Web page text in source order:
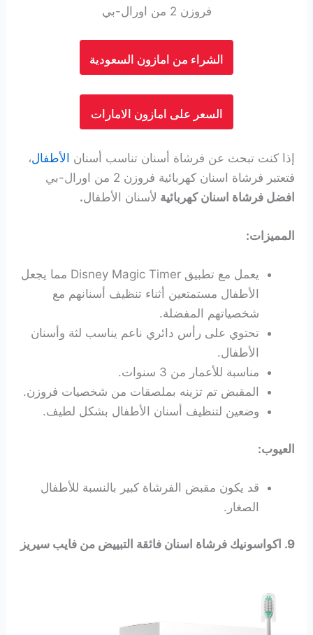
فروزن 2 من اورال-بي
الشراء من امازون السعودية
السعر على امازون الامارات
إذا كنت تبحث عن فرشاة أسنان تناسب أسنان الأطفال،
فتعتبر فرشاة اسنان كهربائية فروزن 2 من اورال-بي
افضل فرشاة اسنان كهربائية لأسنان الأطفال.
المميزات:
يعمل مع تطبيق Disney Magic Timer مما يجعل
الأطفال مستمتعين أثناء تنظيف أسنانهم مع
شخصياتهم المفضلة.
تحتوي على رأس دائري ناعم يناسب لثة وأسنان
الأطفال.
مناسبة للأعمار من 3 سنوات.
المقبض تم تزينه بملصقات من شخصيات فروزن.
وضعين لتنظيف أسنان الأطفال بشكل لطيف.
العيوب:
قد يكون مقبض الفرشاة كبير بالنسبة للأطفال
الصغار.
9. اكواسونيك فرشاة اسنان فائقة التبييض من فايب سيريز